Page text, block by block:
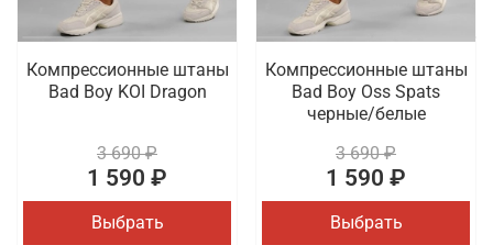
Компрессионные штаны
Bad Boy KOI Dragon
3 690 ₽
1 590 ₽
Выбрать
Компрессионные штаны
Bad Boy Oss Spats
черные/белые
3 690 ₽
1 590 ₽
Выбрать